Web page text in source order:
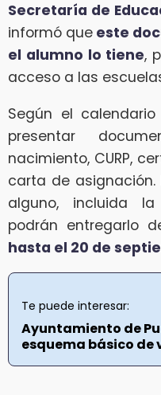
Secretaría de
informó que este
el alumno lo tiene,
acceso a las
Según el
presentar
nacimiento, CURP,
carta de
alguno, incluida
podrán entregarlo
hasta el 20 de
Te puede interesar:
Ayuntamiento de
esquema básico de